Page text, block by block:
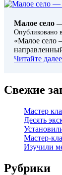
Малое село
Опубликовано в
«Малое село
Читайте далее
Свежие
Мастер
Десять
Мастер-
Изучили
Рубрики